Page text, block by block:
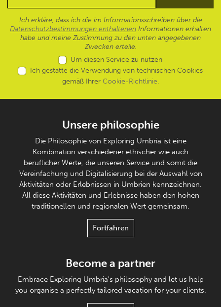
Ich erkläre, dass ich die im Informationsschreiben über die
Datenschutzbestimmungen enthaltenen Informationen erhalten
habe und meine Zustimmung zu den unten angegebenen
Zwecken erteile.
Um diesen Service zu nutzen
Ich gestatte die Verwendung von technischen Cookies
gemäß Ihrer Cookie-Richtlinie.
Unsere philosophie
Die Philosophie von Exploring Umbria ist eine
Kombination verschiedener ethischer wie auch
beruflicher Werte, die unseren Service und somit die
Vereinfachung und Digitalisierung bei der Auswahl von
Aktivitäten oder Erlebnissen in Umbrien kennzeichnen.
All diese Aktivitäten und Erlebnisse haben den hohen
traditionellen und regionalen Wert gemeinsam.
Fortfahren
Become a partner
Embrace Exploring Umbria's philosophy and let us help
you organise a perfectly tailored vacation for your clients.